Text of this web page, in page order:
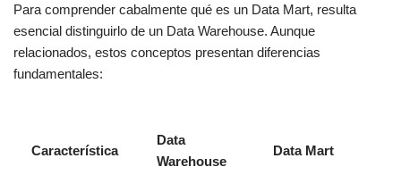
Para comprender cabalmente qué es un Data Mart, resulta
esencial distinguirlo de un Data Warehouse. Aunque
relacionados, estos conceptos presentan diferencias
fundamentales:
Característica
Data
Warehouse
Data Mart